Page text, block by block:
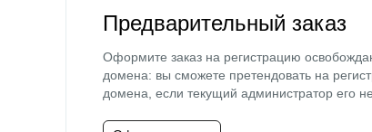
Предварительный заказ
Оформите заказ на регистрацию
домена: вы сможете претендовать на
домена, если текущий администратор его